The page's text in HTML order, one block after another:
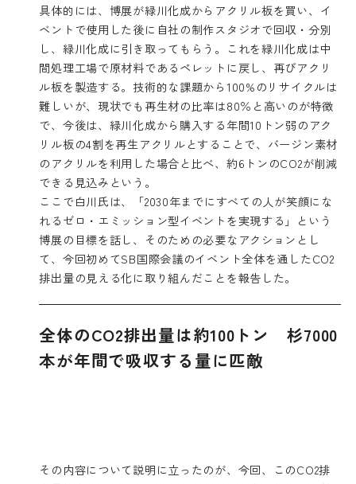
具体的には、博展が緑川化成からアクリル板を買い、イ
ベントで使用した後に自社の制作スタジオで回収・分別
し、緑川化成に引き取ってもらう。これを緑川化成は中
間処理工場で原材料であるペレットに戻し、再びアクリ
ル板を製造する。技術的な課題から100%のリサイクルは
難しいが、現状でも再生材の比率は80％と高いのが特徴
で、今後は、緑川化成から購入する年間10トン弱のアク
リル板の4割を再生アクリルとすることで、バージン素材
のアクリルを利用した場合と比べ、約6トンのCO2が削減
できる見込みという。
ここで白川氏は、「2030年までにすべての人が笑顔にな
れるゼロ・エミッション型イベントを実現する」という
博展の目標を話し、そのための必要なアクションとし
て、今回初めてSB国際会議のイベント全体を通したCO2
排出量の見える化に取り組んだことを報告した。
全体のCO2排出量は約100トン 杉7000
本が年間で吸収する量に匹敵
その内容について説明に立ったのが、今回、このCO2排